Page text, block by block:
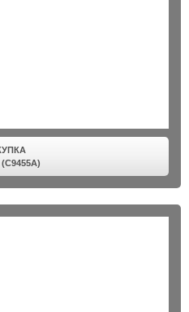
(C9455A)